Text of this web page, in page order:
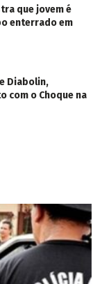
que jovem é
enterrado em
Diabolin,
com o Choque na